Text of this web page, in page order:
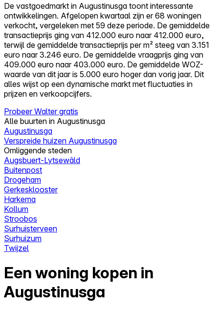
Alles-in-één
Reviews
Prijzen
Log in
Probeer Walter gratis
De vastgoedmarkt in Augustinusga toont interessante
ontwikkelingen. Afgelopen kwartaal zijn er 68 woningen
verkocht, vergeleken met 59 deze periode. De gemiddelde
transactieprijs ging van 412.000 euro naar 412.000 euro,
terwijl de gemiddelde transactieprijs per m² steeg van 3.151
euro naar 3.246 euro. De gemiddelde vraagprijs ging van
409.000 euro naar 403.000 euro. De gemiddelde WOZ-
waarde van dit jaar is 5.000 euro hoger dan vorig jaar. Dit
alles wijst op een dynamische markt met fluctuaties in
prijzen en verkoopcijfers.
Probeer Walter gratis
Alle buurten in Augustinusga
Augustinusga
Verspreide huizen Augustinusga
Omliggende steden
Augsbuert-Lytsewâld
Buitenpost
Drogeham
Gerkesklooster
Harkema
Kollum
Stroobos
Surhuisterveen
Surhuizum
Twijzel
Een woning kopen in
Augustinusga